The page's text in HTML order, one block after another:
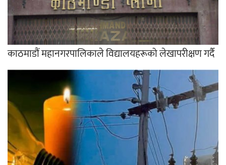
काठमाडौं महानगरपालिकाले विद्यालयहरूको लेखापरीक्षण गर्दै